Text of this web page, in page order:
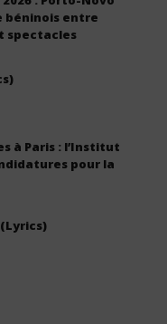
béninois entre
spectacles
à Paris : l’Institut
pour la